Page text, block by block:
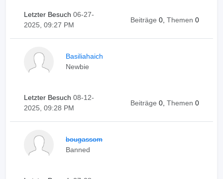
Letzter Besuch 06-27-
2025, 09:27 PM
Beiträge 0, Themen 0
Basiliahaich
Newbie
Letzter Besuch 08-12-
2025, 09:28 PM
Beiträge 0, Themen 0
bougassom
Banned